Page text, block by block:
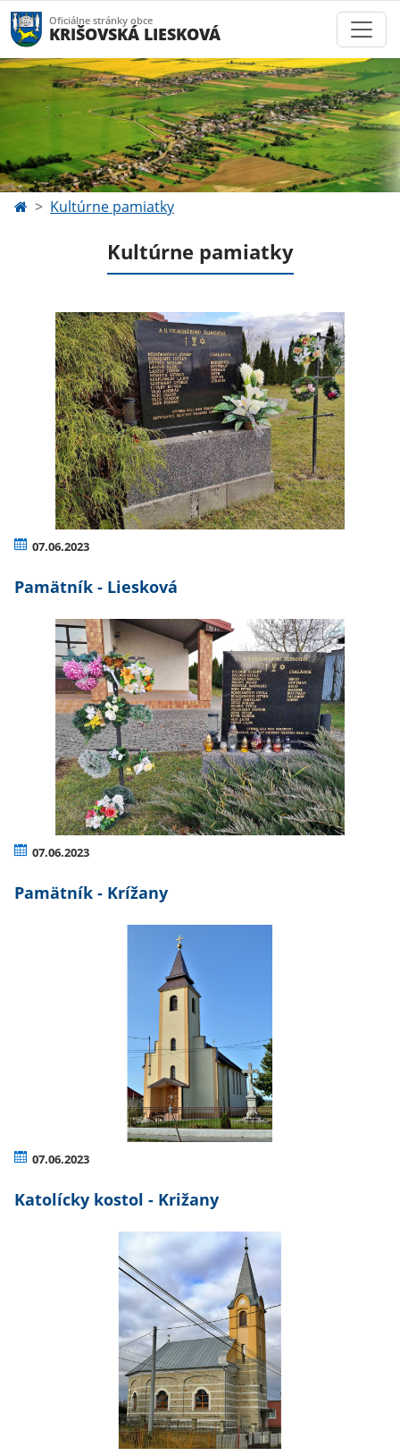
Oficiálne stránky obce
KRIŠOVSKÁ LIESKOVÁ
Kultúrne pamiatky
Kultúrne pamiatky
07.06.2023
Pamätník - Liesková
07.06.2023
Pamätník - Krížany
07.06.2023
Katolícky kostol - Križany